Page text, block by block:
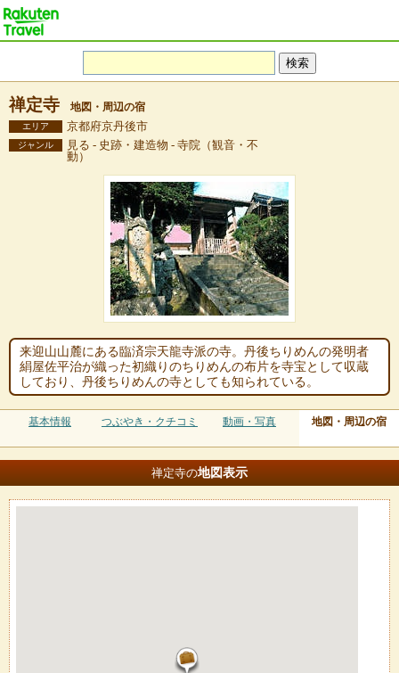
禅定寺 地図・周辺の宿
エリア 京都府京丹後市
ジャンル
見る - 史跡・建造物 - 寺院（観音・不
動）
来迎山山麓にある臨済宗天龍寺派の寺。丹後ちりめんの発明者
絹屋佐平治が織った初織りのちりめんの布片を寺宝として収蔵
しており、丹後ちりめんの寺としても知られている。
基本情報 つぶやき・クチコミ 動画・写真 地図・周辺の宿
禅定寺の地図表示